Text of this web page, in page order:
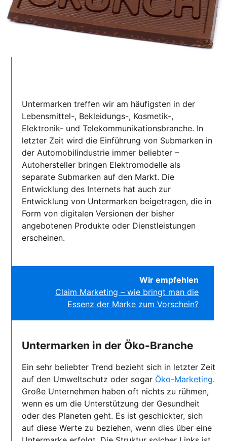
Untermarken treffen wir am häufigsten in der
Lebensmittel-, Bekleidungs-, Kosmetik-,
Elektronik- und Telekommunikationsbranche. In
letzter Zeit wird die Einführung von Submarken in
der Automobilindustrie immer beliebter –
Autohersteller bringen Elektromodelle als
separate Submarken auf den Markt. Die
Entwicklung des Internets hat auch zur
Entwicklung von Untermarken beigetragen, die in
Form von digitalen Versionen der bisher
angebotenen Produkte oder Dienstleistungen
erscheinen.
Wir empfehlen
Claim Marketing – wie bringt man die
Essenz der Marke zum Vorschein?
Untermarken in der Öko-Branche
Ein sehr beliebter Trend bezieht sich in letzter Zeit
auf den Umweltschutz oder sogar Öko-Marketing.
Große Unternehmen haben oft nichts zu rühmen,
wenn es um die Unterstützung der Gesundheit
oder des Planeten geht. Es ist geschickter, sich
auf diese Werte zu beziehen, wenn dies über eine